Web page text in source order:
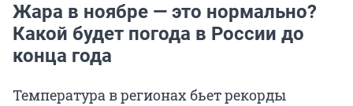
Жара в ноябре — это нормально?
Какой будет погода в России до
конца года
Температура в регионах бьет рекорды